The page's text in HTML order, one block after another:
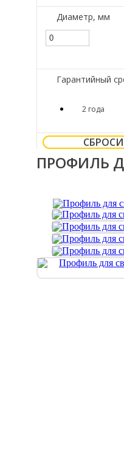
Диаметр, мм
Гарантийный
2 года
ПРОФИЛЬ